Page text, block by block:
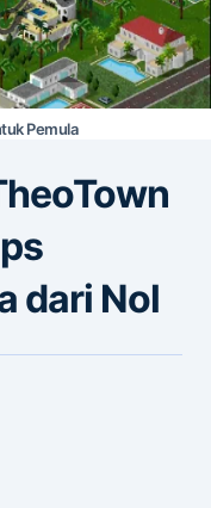
Pemula
dari Nol